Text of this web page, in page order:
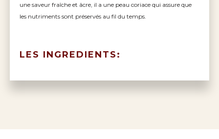
une saveur fraîche et âcre, il a une peau coriace qui assure que
les nutriments sont préservés au fil du temps.
LES INGREDIENTS: